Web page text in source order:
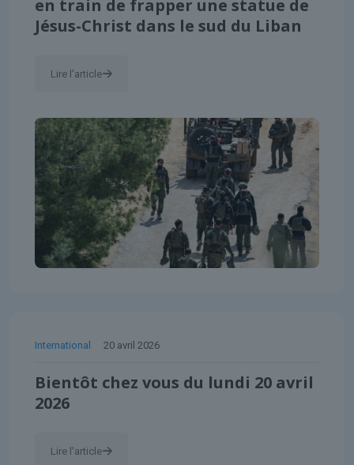
en train de frapper une statue de
Jésus-Christ dans le sud du Liban
Lire l'article
International 20 avril 2026
Bientôt chez vous du lundi 20 avril
2026
Lire l'article